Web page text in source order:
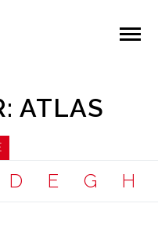
ATLAS
D E G H